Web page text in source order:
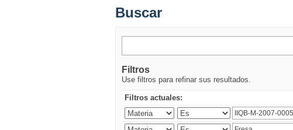
Buscar
Filtros
Use filtros para refinar sus resultados.
Filtros actuales: